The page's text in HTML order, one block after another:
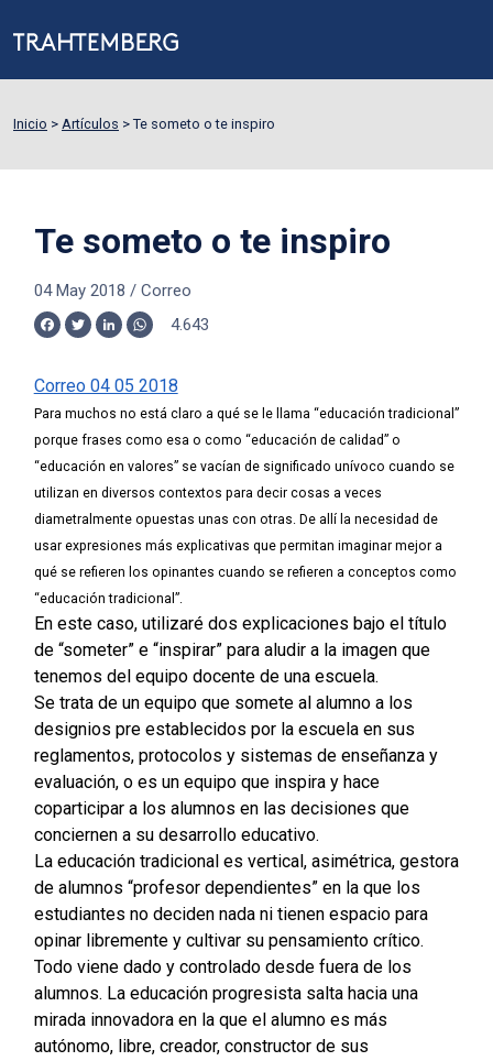
Inicio > Artículos > Te someto o te inspiro
Te someto o te inspiro
04 May 2018 / Correo
Facebook
TwitterLinkedInWhatsApp
4.643
Correo 04 05 2018
Para muchos no está claro a qué se le llama “educación tradicional”
porque frases como esa o como “educación de calidad” o
“educación en valores” se vacían de significado unívoco cuando se
utilizan en diversos contextos para decir cosas a veces
diametralmente opuestas unas con otras. De allí la necesidad de
usar expresiones más explicativas que permitan imaginar mejor a
qué se refieren los opinantes cuando se refieren a conceptos como
“educación tradicional”.
En este caso, utilizaré dos explicaciones bajo el título
de “someter” e “inspirar” para aludir a la imagen que
tenemos del equipo docente de una escuela.
Se trata de un equipo que somete al alumno a los
designios pre establecidos por la escuela en sus
reglamentos, protocolos y sistemas de enseñanza y
evaluación, o es un equipo que inspira y hace
coparticipar a los alumnos en las decisiones que
conciernen a su desarrollo educativo.
La educación tradicional es vertical, asimétrica, gestora
de alumnos “profesor dependientes” en la que los
estudiantes no deciden nada ni tienen espacio para
opinar libremente y cultivar su pensamiento crítico.
Todo viene dado y controlado desde fuera de los
alumnos. La educación progresista salta hacia una
mirada innovadora en la que el alumno es más
autónomo, libre, creador, constructor de sus